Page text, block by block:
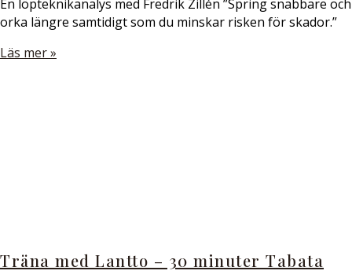
En löpteknikanalys med Fredrik Zillén ”Spring snabbare och
orka längre samtidigt som du minskar risken för skador.”
Läs mer »
Träna med Lantto – 30 minuter Tabata